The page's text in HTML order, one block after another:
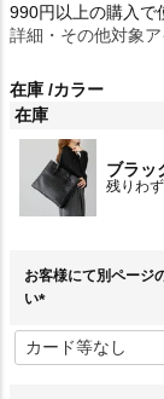
990円以上の購入で
詳細・その他対象
在庫 カラー
在庫
ブラッ
残りわ
お客様にて別ページ
い
必
須